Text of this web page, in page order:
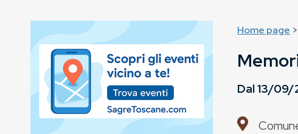
Home page >
Dal13/09/